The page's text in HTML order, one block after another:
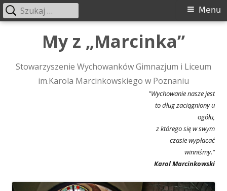
My z „Marcinka”
Stowarzyszenie Wychowanków Gimnazjum i Liceum
im.Karola Marcinkowskiego w Poznaniu
"Wychowanie nasze jest
to dług zaciągniony u
ogółu,
z którego się w swym
czasie wypłacać
winniśmy."
Karol Marcinkowski
Menu
główne
Menu
Szukaj: